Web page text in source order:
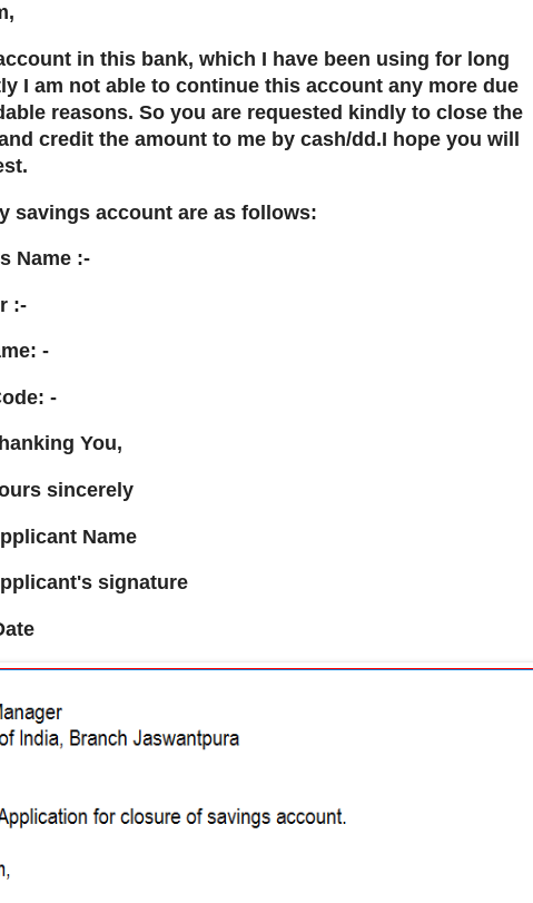
in this bank, which I have been using for long
I am not able to continue this account any more due
reasons. So you are requested kindly to close the
credit the amount to me by cash/dd.I hope you will
savings account are as follows:
Name :-
:-
-
-
You,
Name
signature